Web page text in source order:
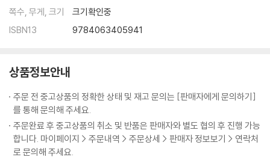
쪽수, 무게, 크기
크기확인중
ISBN13
9784063405941
상품정보안내
주문 전 중고상품의 정확한 상태 및 재고 문의는 [판매자에게 문의하기]
를 통해 문의해 주세요.
주문완료 후 중고상품의 취소 및 반품은 판매자와 별도 협의 후 진행 가능
합니다. 마이페이지 > 주문내역 > 주문상세 > 판매자 정보보기 > 연락처
로 문의해 주세요.